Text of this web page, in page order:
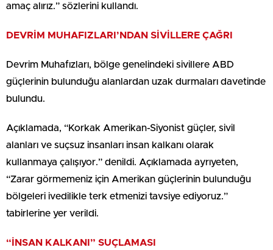
amaç alırız.” sözlerini kullandı.
DEVRİM MUHAFIZLARI’NDAN SİVİLLERE ÇAĞRI
Devrim Muhafızları, bölge genelindeki sivillere ABD
güçlerinin bulunduğu alanlardan uzak durmaları davetinde
bulundu.
Açıklamada, “Korkak Amerikan-Siyonist güçler, sivil
alanları ve suçsuz insanları insan kalkanı olarak
kullanmaya çalışıyor.” denildi. Açıklamada ayrıyeten,
“Zarar görmemeniz için Amerikan güçlerinin bulunduğu
bölgeleri ivedilikle terk etmenizi tavsiye ediyoruz.”
tabirlerine yer verildi.
“İNSAN KALKANI” SUÇLAMASI